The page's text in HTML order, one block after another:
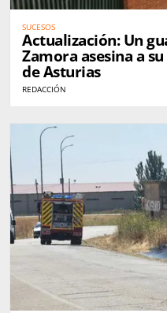
SUCESOS
Actualización: Un
Zamora asesina a
de Asturias
REDACCIÓN